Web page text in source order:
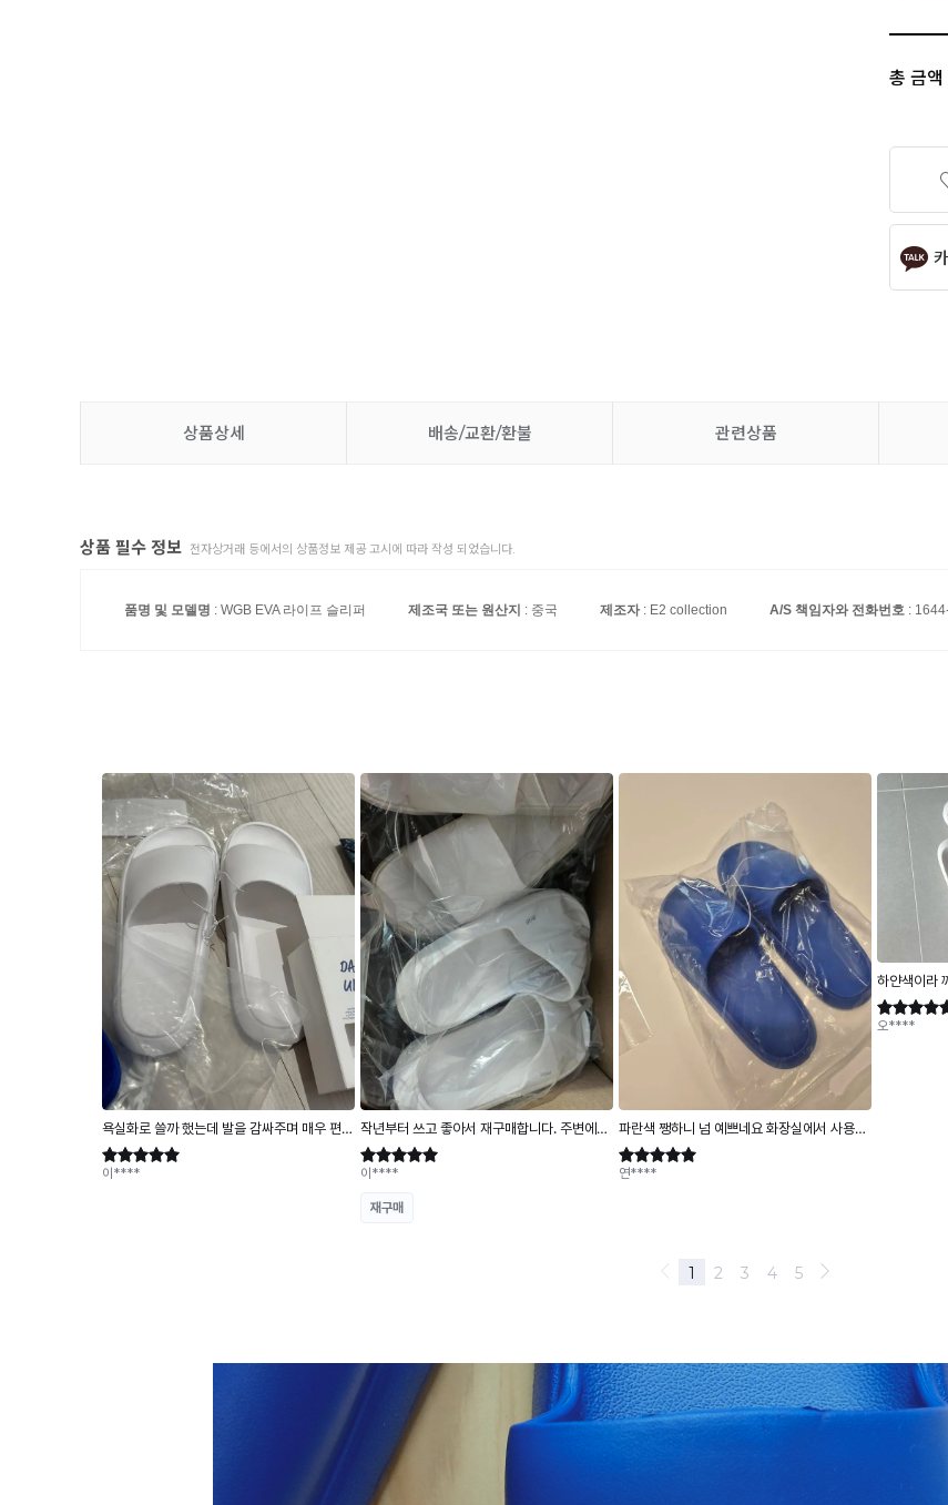
총 금액
상품상세 배송/교환/환불 관련상품
상품 필수 정보 전자상거래 등에서의 상품정보 제공 고시에 따라 작성 되었습니다.
품명 및 모델명 : WGB EVA 라이프 슬리퍼 제조국 또는 원산지 : 중국 제조자: E2 collection A/S 책임자와 전화번호 :